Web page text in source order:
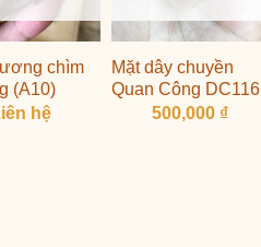
chìm
(A10)
hệ
Mặt dây chuyền
Quan Công DC116
500,000 ₫